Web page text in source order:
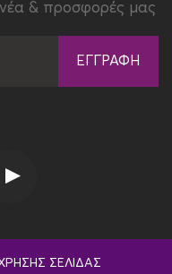
νέα & προσφορές μας
ΕΓΓΡΑΦΉ
ΣΕΛΊΔΑΣ